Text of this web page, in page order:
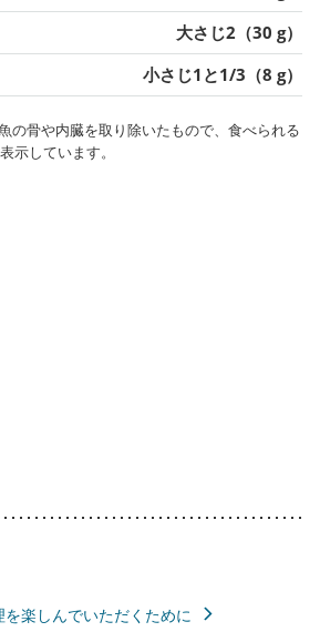
大さじ2（30 g）
小さじ1と1/3（8 g）
の骨や内臓を取り除いたもので、食べられる
示しています。
楽しんでいただくために